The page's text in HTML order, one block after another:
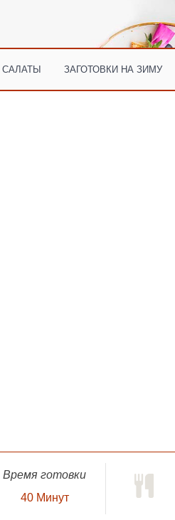
САЛАТЫ ЗАГОТОВКИ НА ЗИМУ
Время готовки
40 Минут